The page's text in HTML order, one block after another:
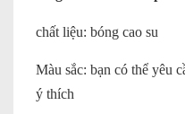
chất liệu: bóng cao su
Màu sắc: bạn có thể yêu
ý thích